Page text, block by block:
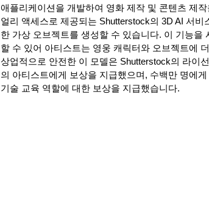
애플리케이션을 개발하여 영화 제작 및 콘텐츠 제
얼리 액세스로 제공되는 Shutterstock의 3D AI 서
한 가상 오브젝트를 생성할 수 있습니다. 이 기능
할 수 있어 아티스트는 영웅 캐릭터와 오브젝트에
상업적으로 안전한 이 모델은 Shutterstock의 라이
의 아티스트에게 보상을 지급했으며, 수백만 명에
기술 교육 역할에 대한 보상을 지급했습니다.